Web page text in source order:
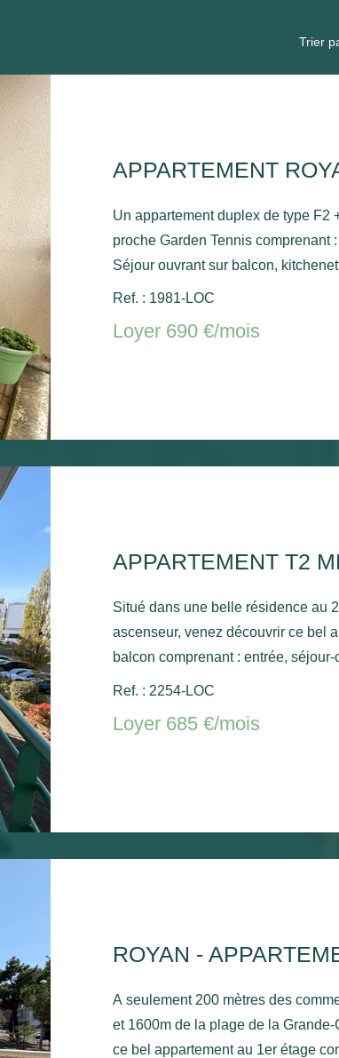
Trier
Un appartement duplex de type F2
proche Garden Tennis comprenant
Séjour ouvrant sur balcon,
chambre avec placard, wc séparé. A l'étage : Palier avec
placard, une chambre mansardée,
placard. Place de parking -
Ref. : 1981-LOC
Loyer 690 €/mois
APPARTEMENT T2
Situé dans une belle résidence au
ascenseur, venez découvrir ce bel
balcon comprenant : entrée,
chambre - Une place de parking extérieur.
Ref. : 2254-LOC
Loyer 685 €/mois
ROYAN -
A seulement 200 mètres des
et 1600m de la plage de la
ce bel appartement au 1er étage